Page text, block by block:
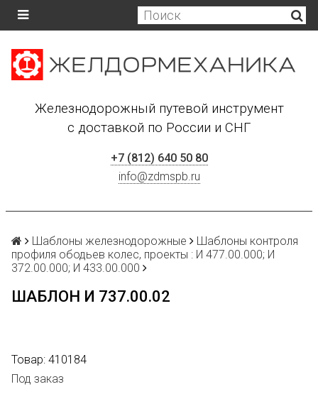
Железнодорожный путевой инструмент
с доставкой по России и СНГ
+7 (812) 640 50 80
info@zdmspb.ru
Шаблоны железнодорожные
Шаблоны контроля
профиля ободьев колес, проекты : И 477.00.000; И
372.00.000; И 433.00.000
ШАБЛОН И 737.00.02
Товар: 410184
Под заказ